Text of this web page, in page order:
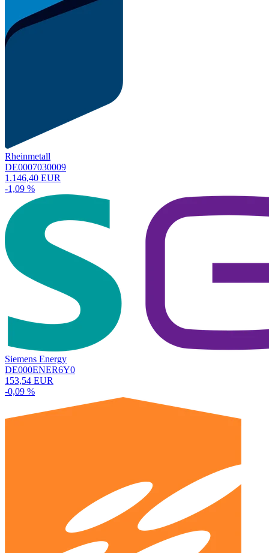
Rheinmetall
DE0007030009
1.146,40 EUR
-1,09 %
Siemens Energy
DE000ENER6Y0
153,54 EUR
-0,09 %